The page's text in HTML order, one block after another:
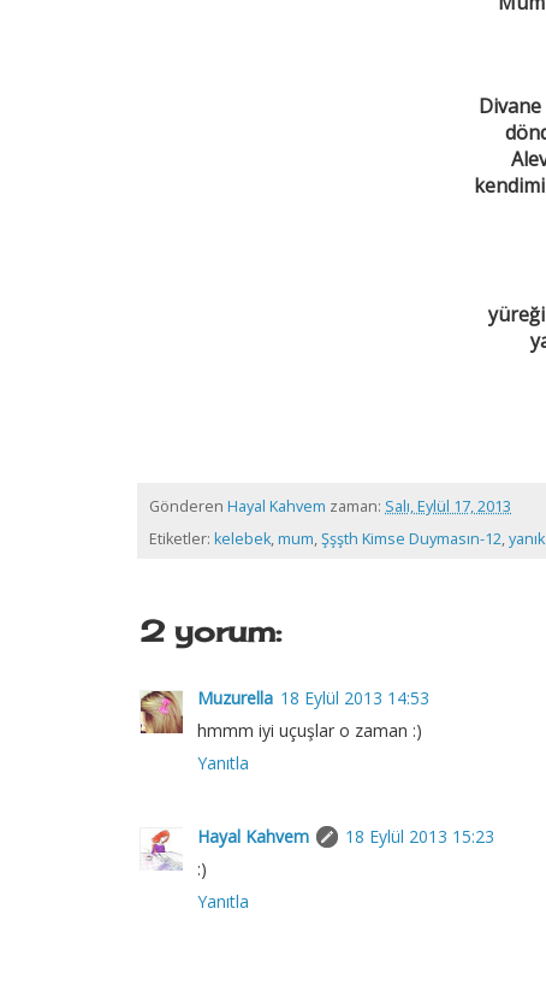
Gönderen Hayal Kahvem zaman: Salı, Eylül 17, 2013
Etiketler: kelebek,mum,Şşşth Kimse Duymasın-12,yanık
2 yorum:
Muzurella 18 Eylül 2013 14:53
hmmm iyi uçuşlar o zaman :)
Yanıtla
Hayal Kahvem
18 Eylül 2013 15:23
:)
Yanıtla